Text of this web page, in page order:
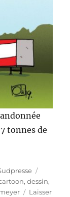
tonnes de
,dessin,
Laisser